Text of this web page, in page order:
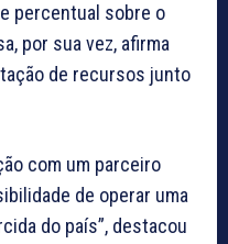
percentual sobre o
por sua vez, afirma
de recursos junto
com um parceiro
de operar uma
do país”, destacou